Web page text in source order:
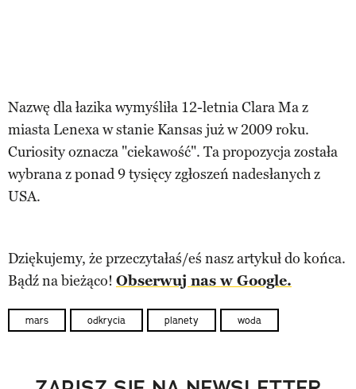
Nazwę dla łazika wymyśliła 12-letnia Clara Ma z
miasta Lenexa w stanie Kansas już w 2009 roku.
Curiosity oznacza "ciekawość". Ta propozycja została
wybrana z ponad 9 tysięcy zgłoszeń nadesłanych z
USA.
Dziękujemy, że przeczytałaś/eś nasz artykuł do końca.
Bądź na bieżąco! Obserwuj nas w Google.
mars odkrycia planety woda